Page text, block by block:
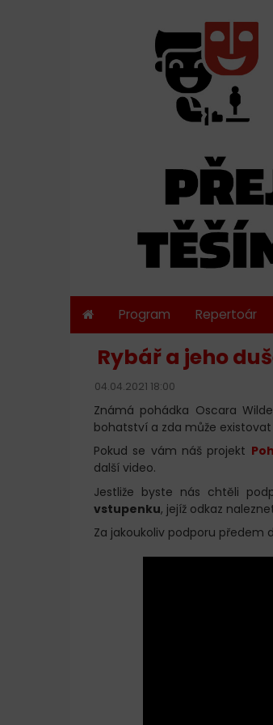
Program Repertoár
Rybář a jeho
04.04.2021 18:00
Známá pohádka Oscara
bohatství a zda může
Pokud se vám náš projekt
další video.
Jestliže byste nás chtěli
vstupenku, jejíž odkaz
Za jakoukoliv podporu předem